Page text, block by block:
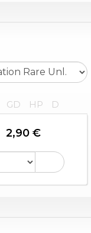
GD HP D
2,90 €